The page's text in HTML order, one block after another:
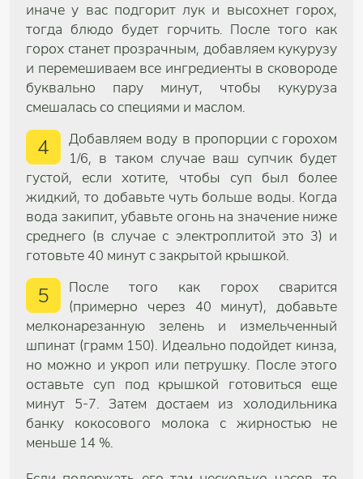
иначе у вас подгорит лук и высохнет горох,
тогда блюдо будет горчить. После того как
горох станет прозрачным, добавляем кукурузу
и перемешиваем все ингредиенты в сковороде
буквально пару минут, чтобы кукуруза
смешалась со специями и маслом.
4
Добавляем воду в пропорции с горохом
1/6, в таком случае ваш супчик будет
густой, если хотите, чтобы суп был более
жидкий, то добавьте чуть больше воды. Когда
вода закипит, убавьте огонь на значение ниже
среднего (в случае с электроплитой это 3) и
готовьте 40 минут с закрытой крышкой.
5
После того как горох сварится
(примерно через 40 минут), добавьте
мелконарезанную зелень и измельченный
шпинат (грамм 150). Идеально подойдет кинза,
но можно и укроп или петрушку. После этого
оставьте суп под крышкой готовиться еще
минут 5-7. Затем достаем из холодильника
банку кокосового молока с жирностью не
меньше 14 %.